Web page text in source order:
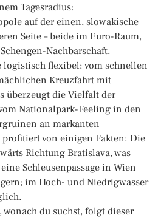
Tagesradius:
auf der einen, slowakische
Seite – beide im Euro-Raum,
Nachbarschaft.
logistisch flexibel: vom schnellen
Kreuzfahrt mit
überzeugt die Vielfalt der
Nationalpark-Feeling in den
an markanten
profitiert von einigen Fakten: Die
Richtung Bratislava, was
Schleusenpassage in Wien
im Hoch- und Niedrigwasser
du suchst, folgt dieser